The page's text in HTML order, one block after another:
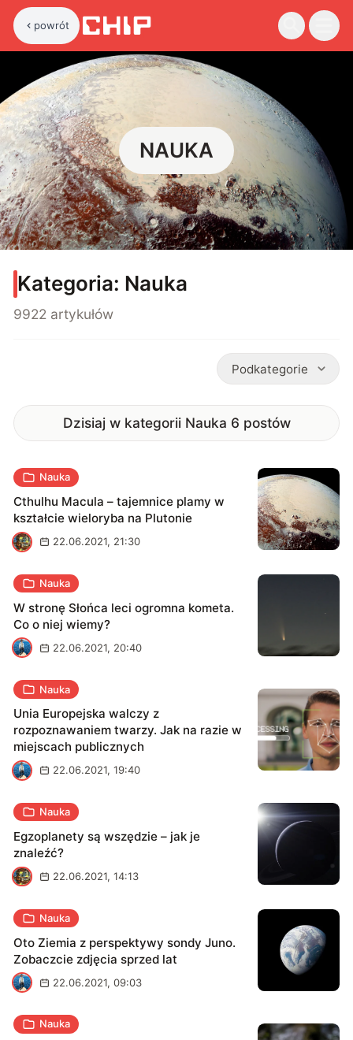
powrót
NAUKA
Kategoria: Nauka
9922 artykułów
Podkategorie
Dzisiaj w kategorii Nauka 6 postów
Nauka
Cthulhu Macula – tajemnice plamy w
kształcie wieloryba na Plutonie
A
22.06.2021, 21:30
Nauka
W stronę Słońca leci ogromna kometa.
Co o niej wiemy?
A
22.06.2021, 20:40
Nauka
Unia Europejska walczy z
rozpoznawaniem twarzy. Jak na razie w
miejscach publicznych
A
22.06.2021, 19:40
Nauka
Egzoplanety są wszędzie – jak je
znaleźć?
A
22.06.2021, 14:13
Nauka
Oto Ziemia z perspektywy sondy Juno.
Zobaczcie zdjęcia sprzed lat
A
22.06.2021, 09:03
Nauka